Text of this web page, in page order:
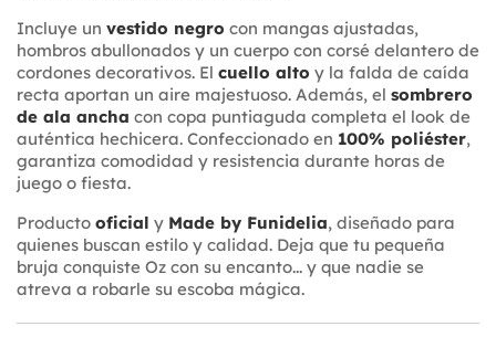
Incluye un vestido negro con mangas ajustadas,
hombros abullonados y un cuerpo con corsé delantero de
cordones decorativos. El cuello alto y la falda de caída
recta aportan un aire majestuoso. Además, el sombrero
de ala ancha con copa puntiaguda completa el look de
auténtica hechicera. Confeccionado en 100% poliéster,
garantiza comodidad y resistencia durante horas de
juego o fiesta.
Producto oficial y Made by Funidelia, diseñado para
quienes buscan estilo y calidad. Deja que tu pequeña
bruja conquiste Oz con su encanto... y que nadie se
atreva a robarle su escoba mágica.